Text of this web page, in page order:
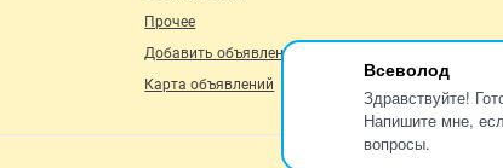
Всеволод
Здравствуйте!
Напишите мне,
вопросы.
Прочее
Добавить объявление
Карта объявлений